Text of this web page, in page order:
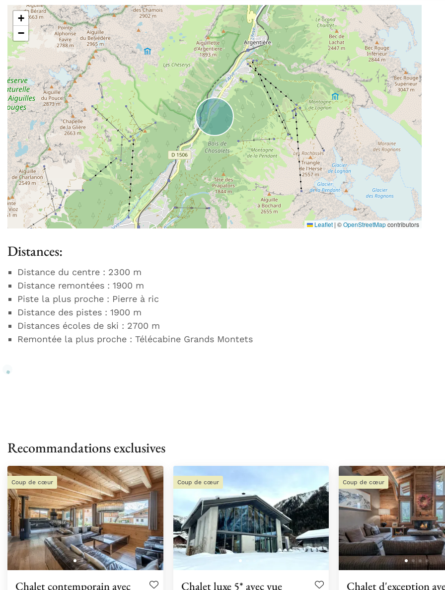
+
−
Leaflet | ©OpenStreetMapcontributors
Distances:
Distance du centre : 2300 m
Distance remontées : 1900 m
Piste la plus proche : Pierre à ric
Distance des pistes : 1900 m
Distances écoles de ski : 2700 m
Remontée la plus proche : Télécabine Grands Montets
Recommandations exclusives
Coup de cœur
Chalet contemporain avec
Coup de cœur
Chalet luxe 5* avec vue
Coup de cœur
Chalet d'exception